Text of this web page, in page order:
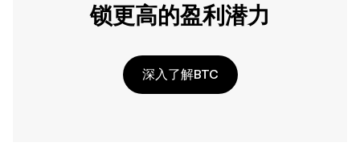
锁更高的盈利潜力
深入了解BTC